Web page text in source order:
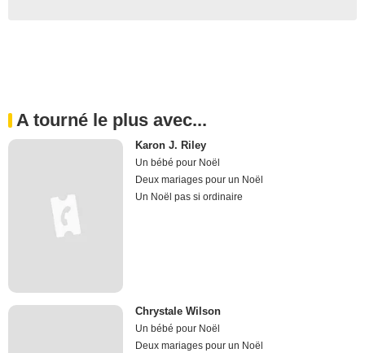
A tourné le plus avec...
Karon J. Riley
Un bébé pour Noël
Deux mariages pour un Noël
Un Noël pas si ordinaire
Chrystale Wilson
Un bébé pour Noël
Deux mariages pour un Noël